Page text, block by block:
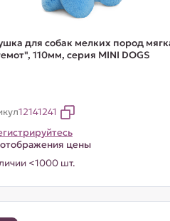
для собак мелких пород
110мм, серия MINI DOGS
12141241
цены
<1000 шт.